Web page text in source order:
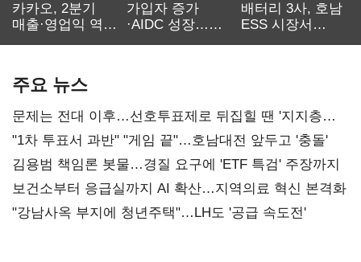
카카오, 2분기
매출·영업익 역대
가입자 증가
·AIDC 성장…
배터리 3사, 호남
ESS 시장서
주요 뉴스
문제는 전대 이후…선호투표제로 뒤집힐 땐 '지지층
불복'
"1차 투표서 과반" "게임 끝"…호남대전 앞두고 '충돌'
김용범 책임론 봇물…경질 요구에 'ETF 특검' 주장까지
보건소부터 응급실까지 AI 확산…지역의료 혁신 본격화
"강남사옥 부지에 청년주택"…LH도 '공급 속도전'